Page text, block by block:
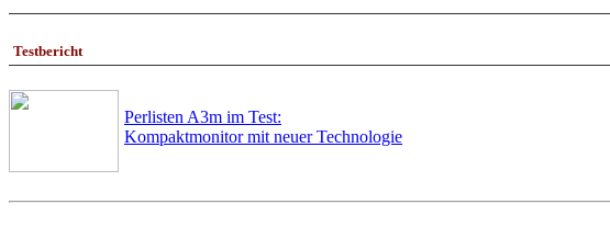
Testbericht
Perlisten A3m im Test:
Kompaktmonitor mit neuer Technologie